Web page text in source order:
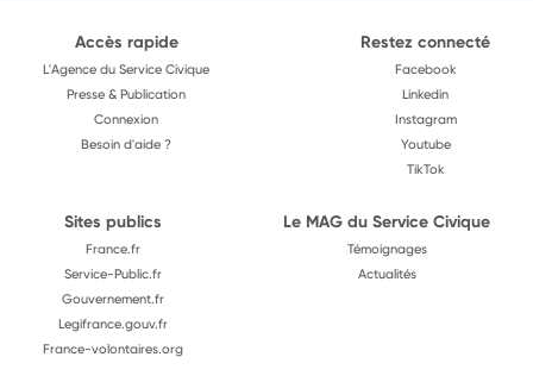
Accès rapide
L'Agence du Service Civique
Presse & Publication
Connexion
Besoin d'aide ?
Restez connecté
Facebook
Linkedin
Instagram
Youtube
TikTok
Sites publics
France.fr
Service-Public.fr
Gouvernement.fr
Legifrance.gouv.fr
France-volontaires.org
Le MAG du Service Civique
Témoignages
Actualités